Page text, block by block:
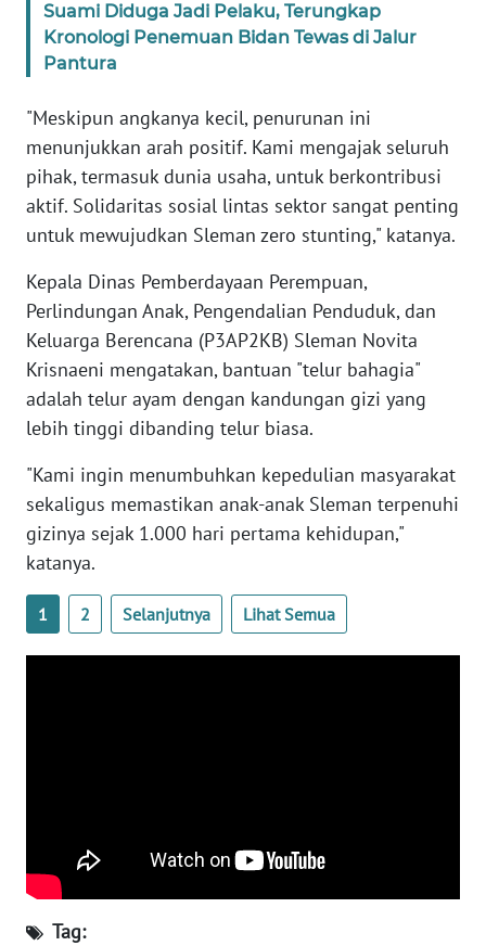
Suami Diduga Jadi Pelaku, Terungkap
Kronologi Penemuan Bidan Tewas di Jalur
Pantura
"Meskipun angkanya kecil, penurunan ini
menunjukkan arah positif. Kami mengajak seluruh
pihak, termasuk dunia usaha, untuk berkontribusi
aktif. Solidaritas sosial lintas sektor sangat penting
untuk mewujudkan Sleman zero stunting," katanya.
Kepala Dinas Pemberdayaan Perempuan,
Perlindungan Anak, Pengendalian Penduduk, dan
Keluarga Berencana (P3AP2KB) Sleman Novita
Krisnaeni mengatakan, bantuan "telur bahagia"
adalah telur ayam dengan kandungan gizi yang
lebih tinggi dibanding telur biasa.
"Kami ingin menumbuhkan kepedulian masyarakat
sekaligus memastikan anak-anak Sleman terpenuhi
gizinya sejak 1.000 hari pertama kehidupan,"
katanya.
1 2 Selanjutnya Lihat Semua
Tag:
WN
SERAMBI
WN
SULTRA
NTB
WN
SULTENG
WN
WN
BABEL
WN
SUMBAR
LAMPUNG
JATENG